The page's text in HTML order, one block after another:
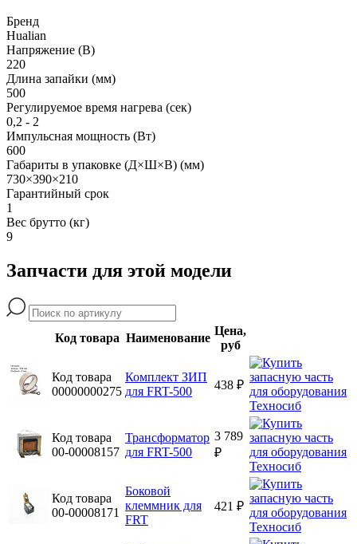
Бренд
Hualian
Напряжение (В)
220
Длина запайки (мм)
500
Регулируемое время нагрева (сек)
0,2 - 2
Импульсная мощность (Вт)
600
Габариты в упаковке (Д×Ш×В) (мм)
730×390×210
Гарантийный срок
1
Вес брутто (кг)
9
Запчасти для этой модели
Код товара Наименование
Цена,
руб
Код товара
00000000275
Комплект ЗИП
для FRT-500
438 ₽
Код товара
00-00008157
Трансформатор
для FRT-500
3 789
₽
Код товара
00-00008171
Боковой
клеммник для
FRT
421 ₽